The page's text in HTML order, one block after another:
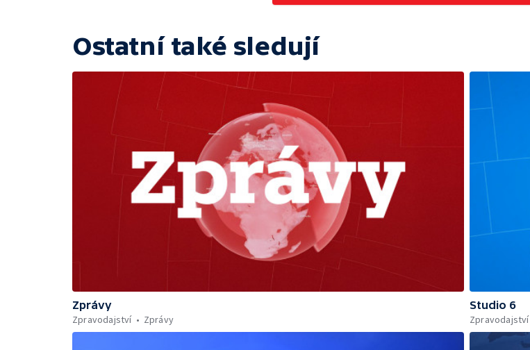
Ostatní také sledují
Zprávy
Zpravodajství
Zprávy
Studio 6
Zpravodajství